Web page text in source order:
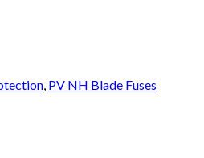
, PV NH Blade Fuses